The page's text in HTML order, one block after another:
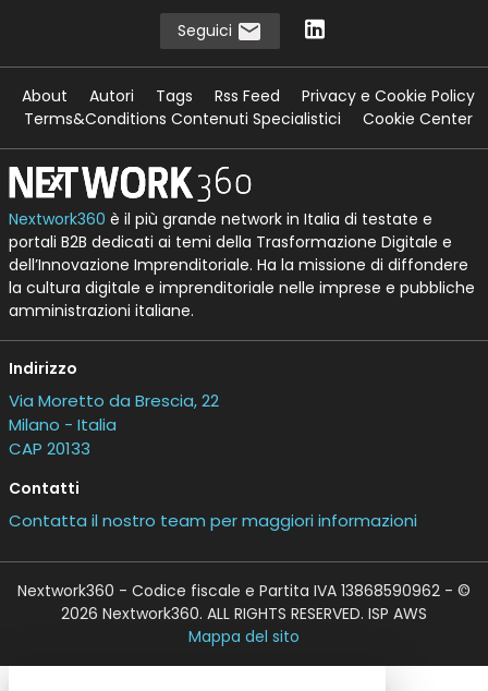
Seguici
About Autori Tags Rss Feed
Privacy e Cookie Policy
Terms&Conditions Contenuti Specialistici
Cookie Center
Nextwork360 è il più grande network in Italia di testate e
portali B2B dedicati ai temi della Trasformazione Digitale e
dell’Innovazione Imprenditoriale. Ha la missione di diffondere
la cultura digitale e imprenditoriale nelle imprese e pubbliche
amministrazioni italiane.
Indirizzo
Via Moretto da Brescia, 22
Milano - Italia
CAP 20133
Contatti
Contatta il nostro team per maggiori informazioni
Nextwork360 - Codice fiscale e Partita IVA 13868590962 - ©
2026 Nextwork360. ALL RIGHTS RESERVED. ISP AWS
Mappa del sito